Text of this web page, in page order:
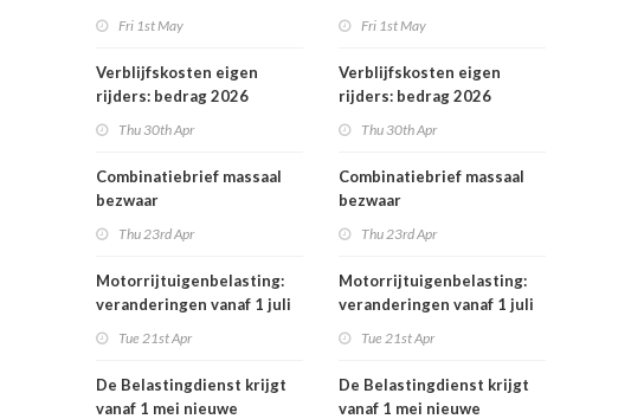
Fri 1st May
Verblijfskosten eigen
rijders: bedrag 2026
Thu 30th Apr
Combinatiebrief massaal
bezwaar
niet meer mogelijk
Thu 23rd Apr
Motorrijtuigenbelasting:
veranderingen vanaf 1 juli
Tue 21st Apr
De Belastingdienst krijgt
vanaf 1 mei nieuwe
Fri 1st May
Verblijfskosten eigen
rijders: bedrag 2026
Thu 30th Apr
Combinatiebrief massaal
bezwaar
niet meer mogelijk
Thu 23rd Apr
Motorrijtuigenbelasting:
veranderingen vanaf 1 juli
Tue 21st Apr
De Belastingdienst krijgt
vanaf 1 mei nieuwe